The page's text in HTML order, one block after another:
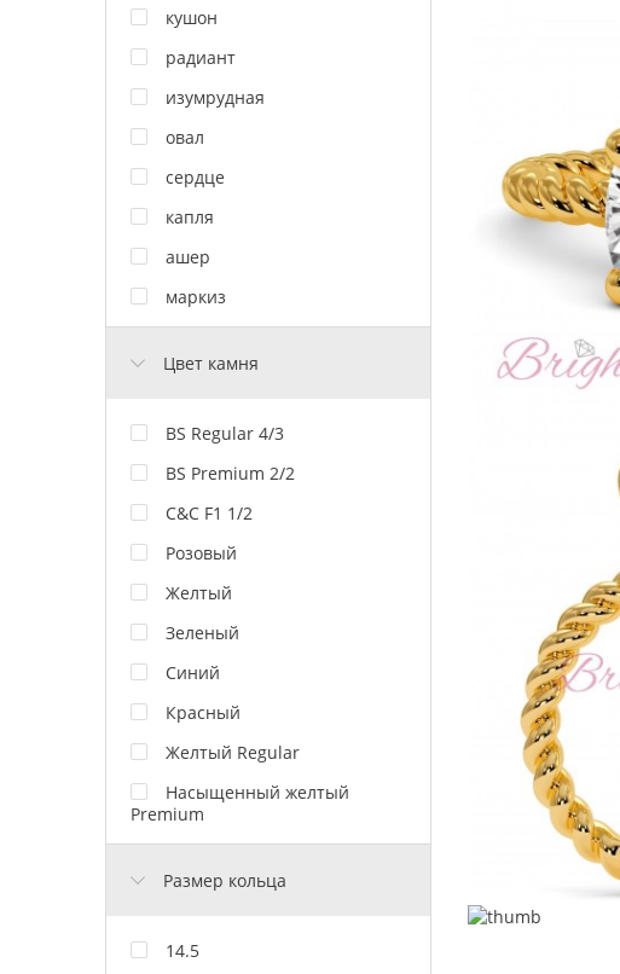
кушон
радиант
изумрудная
овал
сердце
капля
ашер
маркиз
Цвет камня
BS Regular 4/3
BS Premium 2/2
C&C F1 1/2
Розовый
Желтый
Зеленый
Синий
Красный
Желтый Regular
Насыщенный желтый
Premium
Размер кольца
14.5